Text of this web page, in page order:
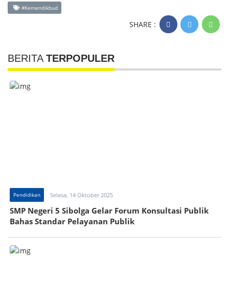
#Kemendikbud
SHARE :
BERITA TERPOPULER
Pendidikan Selasa, 14 Oktober 2025
SMP Negeri 5 Sibolga Gelar Forum Konsultasi Publik
Bahas Standar Pelayanan Publik